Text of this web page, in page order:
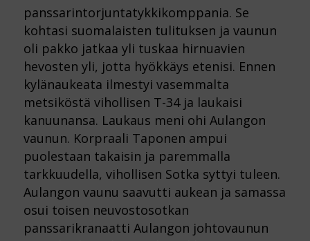
panssarintorjuntatykkikomppania. Se
kohtasi suomalaisten tulituksen ja vaunun
oli pakko jatkaa yli tuskaa hirnuavien
hevosten yli, jotta hyökkäys etenisi. Ennen
kylänaukeata ilmestyi vasemmalta
metsiköstä vihollisen T-34 ja laukaisi
kanuunansa. Laukaus meni ohi Aulangon
vaunun. Korpraali Taponen ampui
puolestaan takaisin ja paremmalla
tarkkuudella, vihollisen Sotka syttyi tuleen.
Aulangon vaunu saavutti aukean ja samassa
osui toisen neuvostosotkan
panssarikranaatti Aulangon johtovaunun